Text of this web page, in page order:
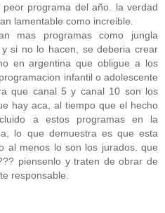
programa del año. la verdad
lamentable como increible.
mas programas como jungla
si no lo hacen, se deberia crear
en argentina que obligue a los
infantil o adolescente
que canal 5 y canal 10 son los
hay aca, al tiempo que el hecho
a estos programas en la
lo que demuestra es que esta
al menos lo son los jurados. que
piensenlo y traten de obrar de
responsable.